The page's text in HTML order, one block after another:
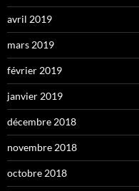
avril 2019
mars 2019
février 2019
janvier 2019
décembre 2018
novembre 2018
octobre 2018